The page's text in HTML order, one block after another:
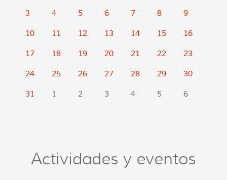
3
4 5 6 7 8
9
10
11 12 13 14 15
16
17
18 19 20 21 22
23
24
25 26 27 28 29
30
31
1 2 3 4 5 6
Actividades y eventos